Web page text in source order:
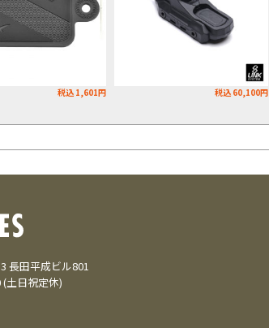
税込 1,601円 税込 60,100円
長田平成ビル801
土日祝定休)